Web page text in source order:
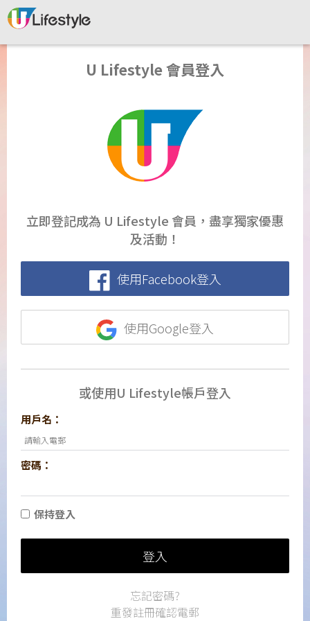
U Lifestyle 會員登入
立即登記成為 U Lifestyle 會員，盡享獨家優惠
及活動！
使用Facebook登入
使用Google登入
或使用U Lifestyle帳戶登入
用戶名：
密碼：
保持登入
登入
忘記密碼?
重發註冊確認電郵